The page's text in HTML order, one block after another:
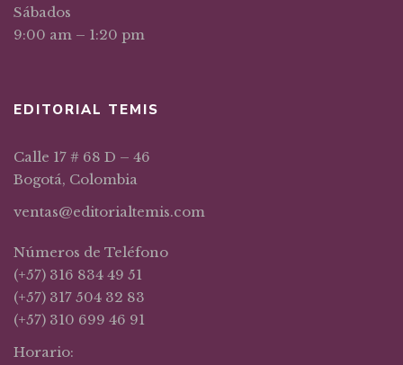
Sábados
9:00 am – 1:20 pm
EDITORIAL TEMIS
Calle 17 # 68 D – 46
Bogotá, Colombia
ventas@editorialtemis.com
Números de Teléfono
(+57) 316 834 49 51
(+57) 317 504 32 83
(+57) 310 699 46 91
Horario: